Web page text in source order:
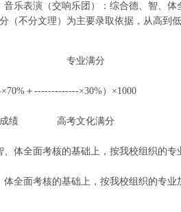
表演（交响乐团）：综合德、智、体
（不分文理）为主要录取依据，从高到
业满分
＋-------------×30%）×1000
高考文化满分
全面考核的基础上，按我校组织的专
面考核的基础上，按我校组织的专业